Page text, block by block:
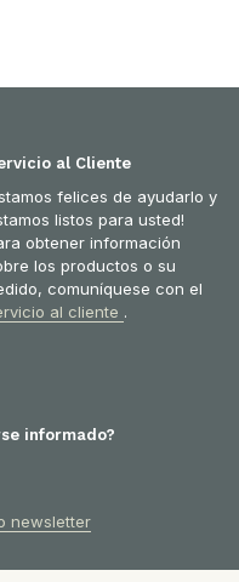
al Cliente
felices de ayudarlo y
listos para usted!
obtener información
los productos o su
comuníquese con el
al cliente .
informado?
newsletter